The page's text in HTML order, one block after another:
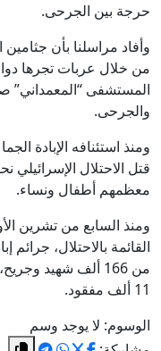
حرجة بين الجرحى.
وأفاد مراسلنا بأن
من خلال عربات تجرها
المستشفى “المعمداني”
والجرحى.
معظمهم أطفال ونساء.
القائمة بالاحتلال،
من 166 ألف شهيد
11 ألف مفقود.
الوسوم: لا يوجد وسم